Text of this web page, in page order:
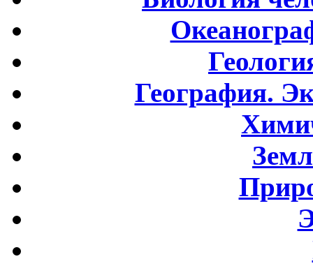
География.